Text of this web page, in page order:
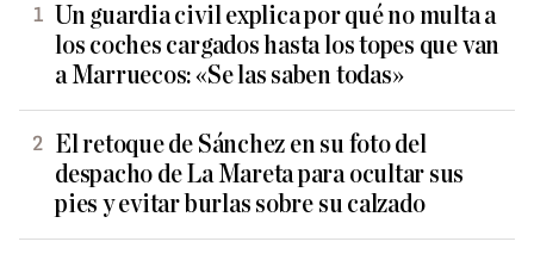
Un guardia civil explica por qué no multa a
los coches cargados hasta los topes que van
a Marruecos: «Se las saben todas»
El retoque de Sánchez en su foto del
despacho de La Mareta para ocultar sus
pies y evitar burlas sobre su calzado